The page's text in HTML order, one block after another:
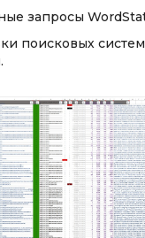
запросы
поисковых